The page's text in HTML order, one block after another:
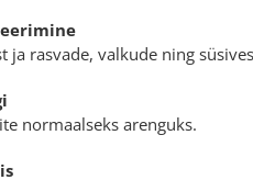
ja rasvade, valkude ning
normaalseks arenguks.